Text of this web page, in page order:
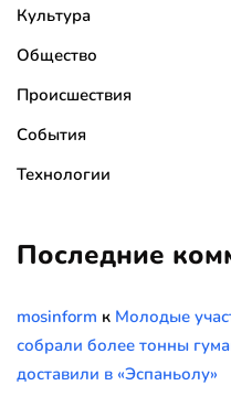
Культура
Общество
Происшествия
События
Технологии
Последние
mosinform к Молодые
собрали более тонны
доставили в «Эспаньолу»